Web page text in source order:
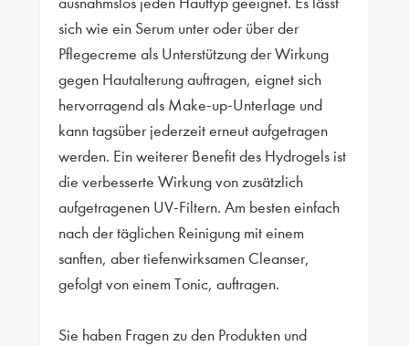
sich wie ein Serum unter oder über der
Pflegecreme als Unterstützung der Wirkung
gegen Hautalterung auftragen, eignet sich
hervorragend als Make-up-Unterlage und
kann tagsüber jederzeit erneut aufgetragen
werden. Ein weiterer Benefit des Hydrogels ist
die verbesserte Wirkung von zusätzlich
aufgetragenen UV-Filtern. Am besten einfach
nach der täglichen Reinigung mit einem
sanften, aber tiefenwirksamen Cleanser,
gefolgt von einem Tonic, auftragen.
Sie haben Fragen zu den Produkten und